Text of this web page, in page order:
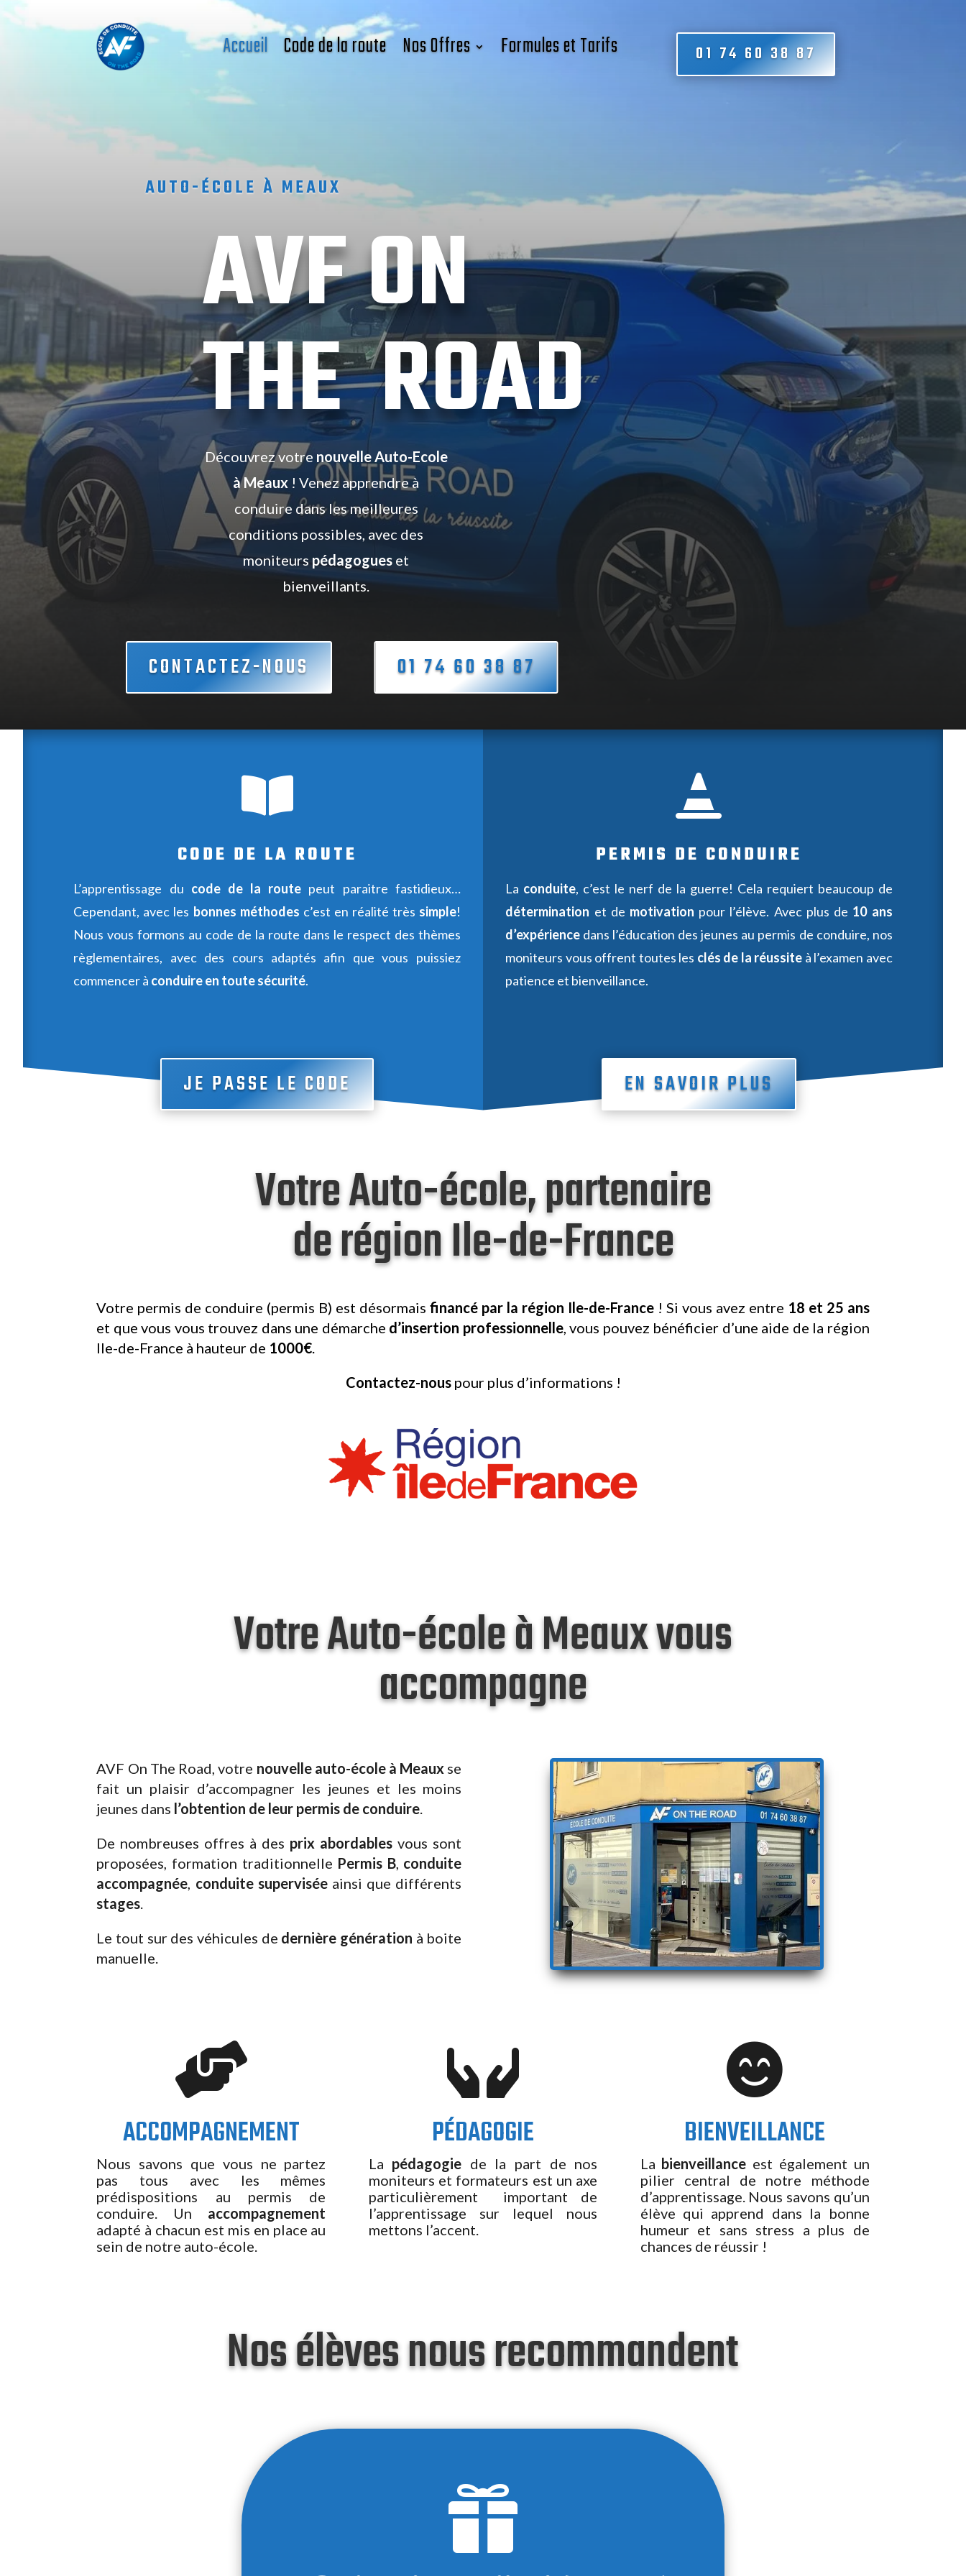
Accueil Code de la route Nos Offres Formules et Tarifs 01 74 60 38 87
AUTO-ÉCOLE À MEAUX
AVF ON
THE ROAD
Découvrez votre nouvelle Auto-Ecole
à Meaux ! Venez apprendre à
conduire dans les meilleures
conditions possibles, avec des
moniteurs pédagogues et
bienveillants.
CONTACTEZ-NOUS 01 74 60 38 87

CODE DE LA ROUTE
L’apprentissage du code de la route peut paraitre fastidieux…
Cependant, avec les bonnes méthodes c’est en réalité très simple!
Nous vous formons au code de la route dans le respect des thèmes
règlementaires, avec des cours adaptés afin que vous puissiez
commencer à conduire en toute sécurité.
JE PASSE LE CODE

PERMIS DE CONDUIRE
La conduite, c’est le nerf de la guerre! Cela requiert beaucoup de
détermination et de motivation pour l’élève. Avec plus de 10 ans
d’expérience dans l’éducation des jeunes au permis de conduire, nos
moniteurs vous offrent toutes les clés de la réussite à l’examen avec
patience et bienveillance.
EN SAVOIR PLUS
Votre Auto-école, partenaire
de région Ile-de-France
Votre permis de conduire (permis B) est désormaisfinancé par la région Ile-de-France! Si vous avez entre 18 et 25 ans
et que vous vous trouvez dans une démarche d’insertion professionnelle, vous pouvez bénéficier d’une aide de la région
Ile-de-France à hauteur de 1000€
Contactez-nouspour plus d’informations !
Votre Auto-école à Meaux vous
accompagne
AVF On The Road, votre nouvelle auto-école à Meaux se
fait un plaisir d’accompagner les jeunes et les moins
jeunes dans l’obtention de leur permis de conduire
De nombreuses offres à des prix abordables vous sont
proposées, formation traditionnelle Permis B, conduite
accompagnée conduite superviséeainsi que différents
stages
Le tout sur des véhicules de dernière génération à boite
manuelle.

ACCOMPAGNEMENT
Nous savons que vous ne partez
pas tous avec les mêmes
prédispositions au permis de
conduire. Un accompagnement
adapté à chacun est mis en place au
sein de notre auto-école.

PÉDAGOGIE
La pédagogie de la part de nos
moniteurs et formateurs est un axe
particulièrement important de
l’apprentissage sur lequel nous
mettons l’accent.

BIENVEILLANCE
La bienveillance est également un
pilier central de notre méthode
d’apprentissage. Nous savons qu’un
élève qui apprend dans la bonne
humeur et sans stress a plus de
chances de réussir !
Nos élèves nous recommandent
